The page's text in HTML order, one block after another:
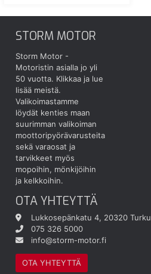
STORM MOTOR
Storm Motor -
Motoristin asialla jo yli
50 vuotta. Klikkaa ja lue
lisää meistä.
Valikoimastamme
löydät kenties maan
suurimman valikoiman
moottoripyörävarusteita
sekä varaosat ja
tarvikkeet myös
mopoihin, mönkijöihin
ja kelkkoihin.
OTA YHTEYTTÄ
Lukkosepänkatu 4, 20320 Turku
075 326 5000
info@storm-motor.fi
OTA YHTEYTTÄ